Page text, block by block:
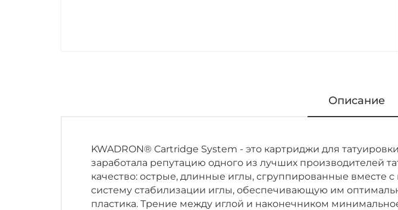
Описание
KWADRON® Cartridge System - это картриджи для
заработала репутацию одного из лучших производителей
качество: острые, длинные иглы, сгруппированные
систему стабилизации иглы, обеспечивающую им
пластика. Трение между иглой и наконечником